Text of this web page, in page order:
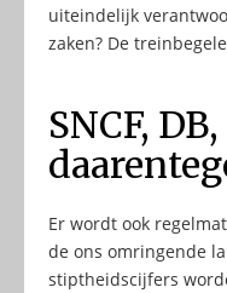
uiteindelijk
zaken? De
SNCF,
Er wordt ook
de ons omringende
stiptheidscijfers